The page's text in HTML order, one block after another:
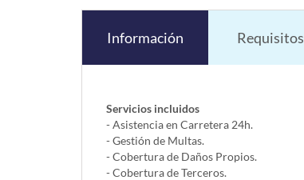
Información Requisitos
Servicios incluidos
- Asistencia en Carretera 24h.
- Gestión de Multas.
- Cobertura de Daños Propios.
- Cobertura de Terceros.